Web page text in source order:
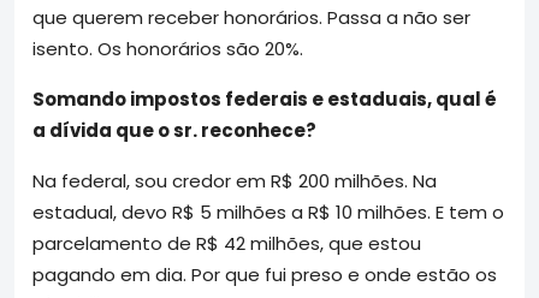
que querem receber honorários. Passa a não ser
isento. Os honorários são 20%.
Somando impostos federais e estaduais, qual é
a dívida que o sr. reconhece?
Na federal, sou credor em R$ 200 milhões. Na
estadual, devo R$ 5 milhões a R$ 10 milhões. E tem o
parcelamento de R$ 42 milhões, que estou
pagando em dia. Por que fui preso e onde estão os